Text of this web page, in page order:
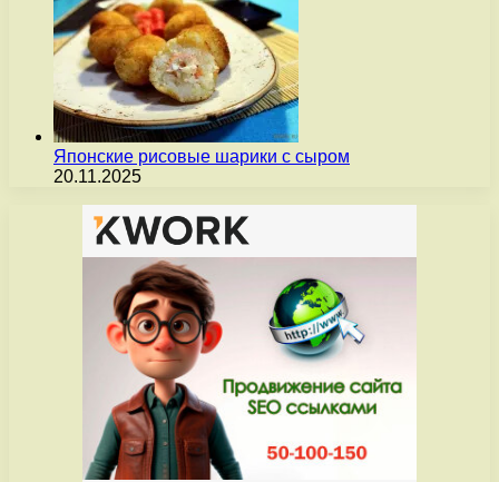
Японские рисовые шарики с сыром
20.11.2025